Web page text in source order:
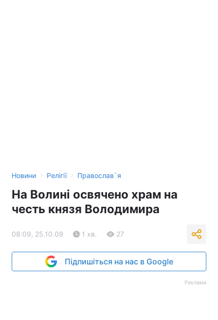
Новини › Релігії › Православ`я
На Волині освячено храм на
честь князя Володимира
08:09, 25.10.09 1 хв. 27
Підпишіться на нас в Google
Реклама